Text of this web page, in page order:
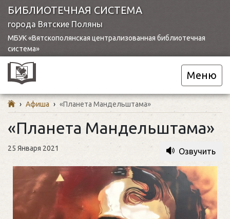
БИБЛИОТЕЧНАЯ СИСТЕМА
города Вятские Поляны
МБУК «Вятскополянская централизованная библиотечная
система»
Меню
› Афиша › «Планета Мандельштама»
«Планета Мандельштама»
25 Января 2021 Озвучить